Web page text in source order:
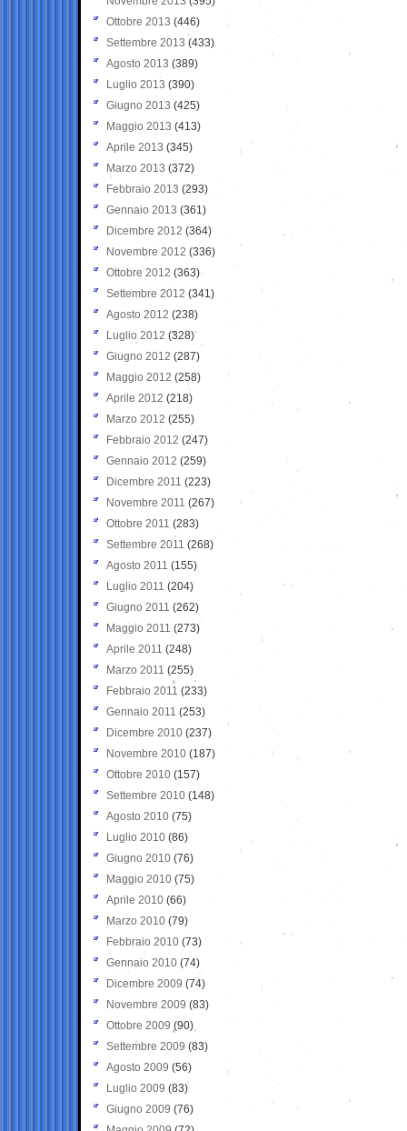
Ottobre 2013 (446)
Settembre 2013 (433)
Agosto 2013 (389)
Luglio 2013 (390)
Giugno 2013 (425)
Maggio 2013 (413)
Aprile 2013 (345)
Marzo 2013 (372)
Febbraio 2013 (293)
Gennaio 2013 (361)
Dicembre 2012 (364)
Novembre 2012 (336)
Ottobre 2012 (363)
Settembre 2012 (341)
Agosto 2012 (238)
Luglio 2012 (328)
Giugno 2012 (287)
Maggio 2012 (258)
Aprile 2012 (218)
Marzo 2012 (255)
Febbraio 2012 (247)
Gennaio 2012 (259)
Dicembre 2011 (223)
Novembre 2011 (267)
Ottobre 2011 (283)
Settembre 2011 (268)
Agosto 2011 (155)
Luglio 2011 (204)
Giugno 2011 (262)
Maggio 2011 (273)
Aprile 2011 (248)
Marzo 2011 (255)
Febbraio 2011 (233)
Gennaio 2011 (253)
Dicembre 2010 (237)
Novembre 2010 (187)
Ottobre 2010 (157)
Settembre 2010 (148)
Agosto 2010 (75)
Luglio 2010 (86)
Giugno 2010 (76)
Maggio 2010 (75)
Aprile 2010 (66)
Marzo 2010 (79)
Febbraio 2010 (73)
Gennaio 2010 (74)
Dicembre 2009 (74)
Novembre 2009 (83)
Ottobre 2009 (90)
Settembre 2009 (83)
Agosto 2009 (56)
Luglio 2009 (83)
Giugno 2009 (76)